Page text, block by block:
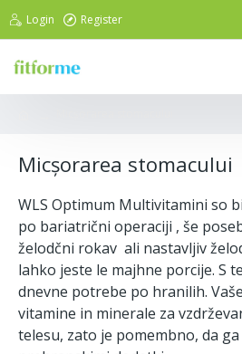
Login Register
Micșorarea stomacului
WLS Optimum Multivitamini so
po bariatrični operaciji , še
želodčni rokav ali nastavljiv
lahko jeste le majhne porcije. S
dnevne potrebe po hranilih.
vitamine in minerale za
telesu, zato je pomembno, da